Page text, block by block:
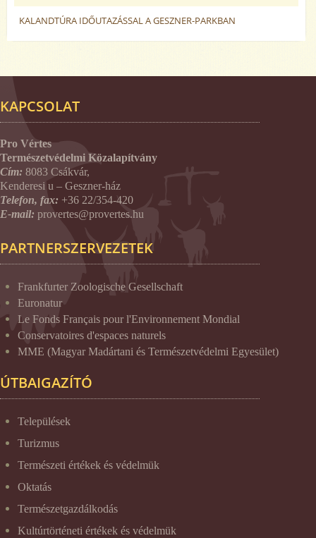
KALANDTÚRA IDŐUTAZÁSSAL A GESZNER-PARKBAN
KAPCSOLAT
Pro Vértes
Természetvédelmi Közalapítvány
Cím: 8083 Csákvár,
Kenderesi u – Geszner-ház
Telefon, fax: +36 22/354-420
E-mail: provertes@provertes.hu
PARTNERSZERVEZETEK
Frankfurter Zoologische Gesellschaft
Euronatur
Le Fonds Français pour l'Environnement Mondial
Conservatoires d'espaces naturels
MME (Magyar Madártani és Természetvédelmi Egyesület)
ÚTBAIGAZÍTÓ
Települések
Turizmus
Természeti értékek és védelmük
Oktatás
Természetgazdálkodás
Kultúrtörténeti értékek és védelmük